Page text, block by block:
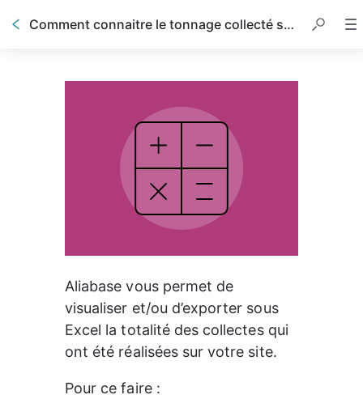
Comment connaitre le tonnage collecté sur une période précise ?
Aliabase vous permet de
visualiser et/ou d’exporter sous
Excel la totalité des collectes qui
ont été réalisées sur votre site.
Pour ce faire :